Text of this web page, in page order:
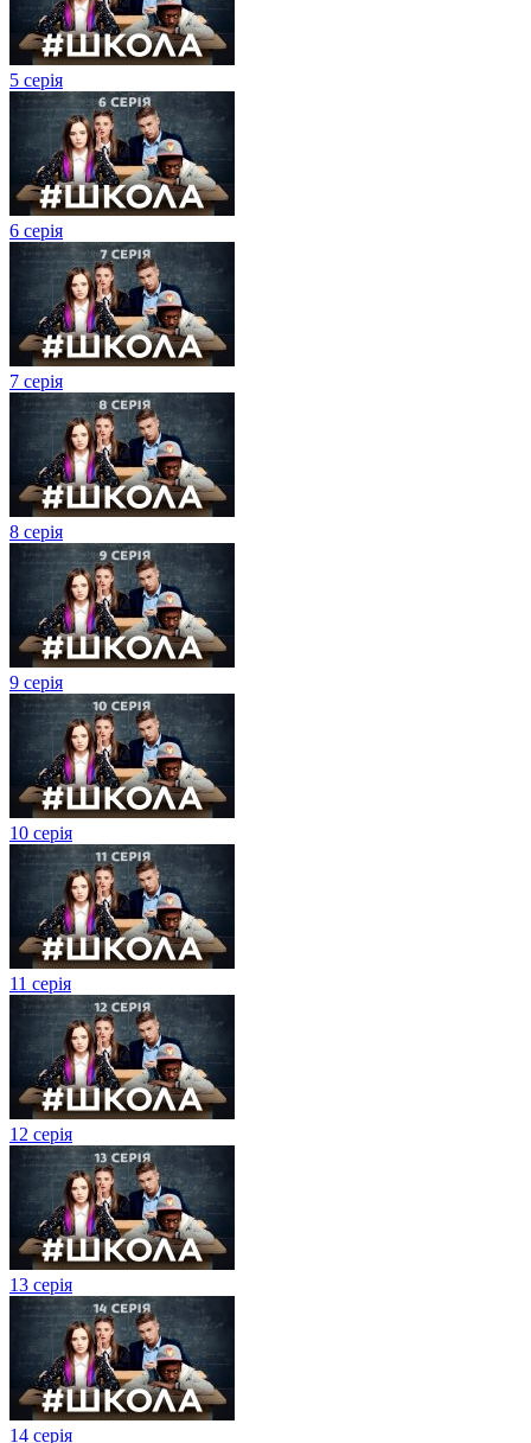
5 серія
6 серія
7 серія
8 серія
9 серія
10 серія
11 серія
12 серія
13 серія
14 серія